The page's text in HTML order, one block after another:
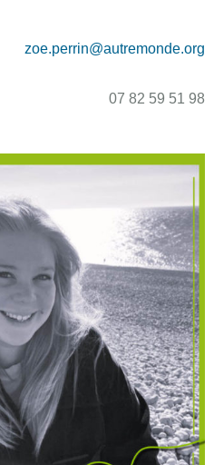
zoe.perrin@autremonde.org
07 82 59 51 98